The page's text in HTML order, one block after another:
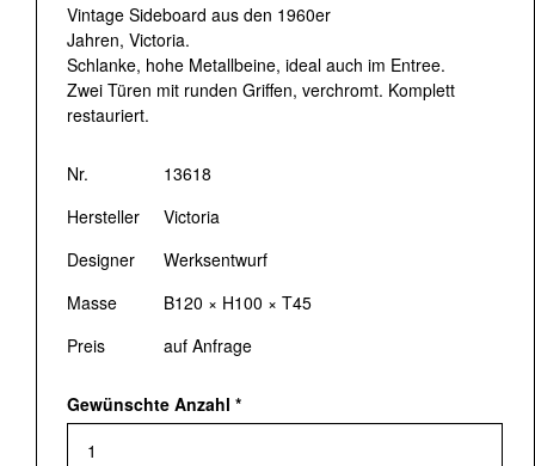
Vintage Sideboard aus den 1960er
Jahren, Victoria.
Schlanke, hohe Metallbeine, ideal auch im Entree.
Zwei Türen mit runden Griffen, verchromt. Komplett
restauriert.
Nr.
13618
Hersteller
Victoria
Designer
Werksentwurf
Masse
B120 × H100 × T45
Preis
auf Anfrage
Gewünschte Anzahl *